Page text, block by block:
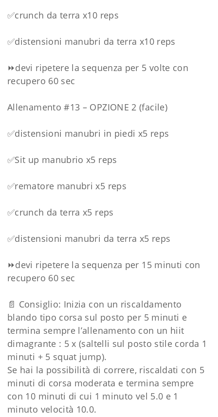
✅crunch da terra x10 reps
✅distensioni manubri da terra x10 reps
⏩devi ripetere la sequenza per 5 volte con
recupero 60 sec
Allenamento #13 – OPZIONE 2 (facile)
✅distensioni manubri in piedi x5 reps
✅Sit up manubrio x5 reps
✅rematore manubri x5 reps
✅crunch da terra x5 reps
✅distensioni manubri da terra x5 reps
⏩devi ripetere la sequenza per 15 minuti con
recupero 60 sec
📄 Consiglio: Inizia con un riscaldamento
blando tipo corsa sul posto per 5 minuti e
termina sempre l’allenamento con un hiit
dimagrante : 5 x (saltelli sul posto stile corda 1
minuti + 5 squat jump).
Se hai la possibilità di correre, riscaldati con 5
minuti di corsa moderata e termina sempre
con 10 minuti di cui 1 minuto vel 5.0 e 1
minuto velocità 10.0.